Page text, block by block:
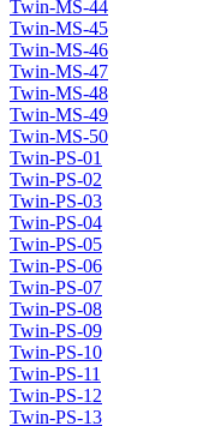
Twin-MS-44
Twin-MS-45
Twin-MS-46
Twin-MS-47
Twin-MS-48
Twin-MS-49
Twin-MS-50
Twin-PS-01
Twin-PS-02
Twin-PS-03
Twin-PS-04
Twin-PS-05
Twin-PS-06
Twin-PS-07
Twin-PS-08
Twin-PS-09
Twin-PS-10
Twin-PS-11
Twin-PS-12
Twin-PS-13